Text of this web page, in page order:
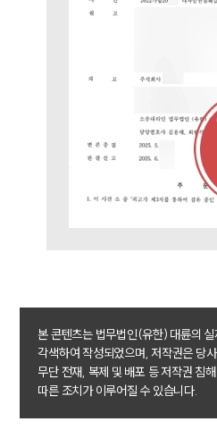
본 콘텐츠는 법무법인(유한) 대륜의
각색하여 작성되었으며, 저작권은 당
무단 전재, 복제 및 배포 등 저작권 침
따른 조치가 이루어질 수 있습니다.